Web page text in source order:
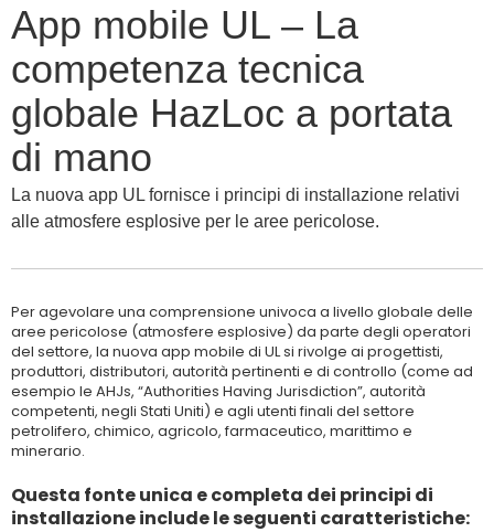
App mobile UL – La
competenza tecnica
globale HazLoc a portata
di mano
La nuova app UL fornisce i principi di installazione relativi
alle atmosfere esplosive per le aree pericolose.
Per agevolare una comprensione univoca a livello globale delle
aree pericolose (atmosfere esplosive) da parte degli operatori
del settore, la nuova app mobile di UL si rivolge ai progettisti,
produttori, distributori, autorità pertinenti e di controllo (come ad
esempio le AHJs, “Authorities Having Jurisdiction”, autorità
competenti, negli Stati Uniti) e agli utenti finali del settore
petrolifero, chimico, agricolo, farmaceutico, marittimo e
minerario.
Questa fonte unica e completa dei principi di
installazione include le seguenti caratteristiche: